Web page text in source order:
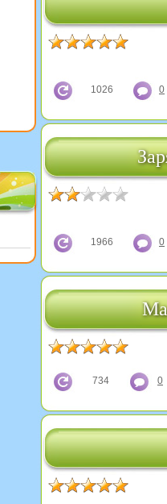
1026 0
1966 0
734 0